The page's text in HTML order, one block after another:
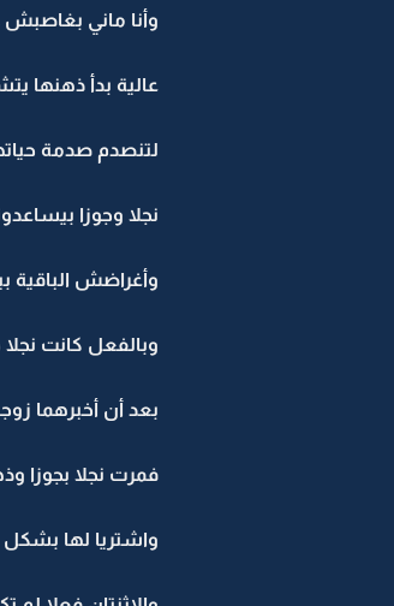
وأنا ماني
عالية بدأ ذهنها
لتنصدم صدمة
نجلا وجوزا
وأغراضش الباقية
وبالفعل كانت
بعد أن أخبرهما
فمرت نجلا بجوزا
واشتريا لها